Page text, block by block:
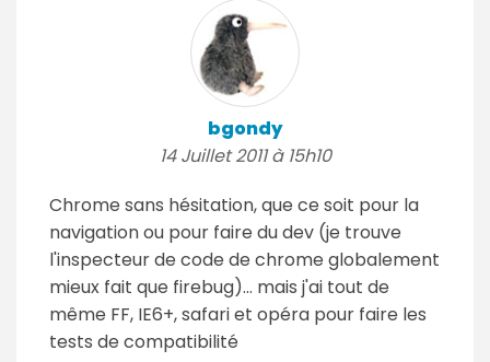
bgondy
14 Juillet 2011 à 15h10
Chrome sans hésitation, que ce soit pour la
navigation ou pour faire du dev (je trouve
l'inspecteur de code de chrome globalement
mieux fait que firebug)... mais j'ai tout de
même FF, IE6+, safari et opéra pour faire les
tests de compatibilité